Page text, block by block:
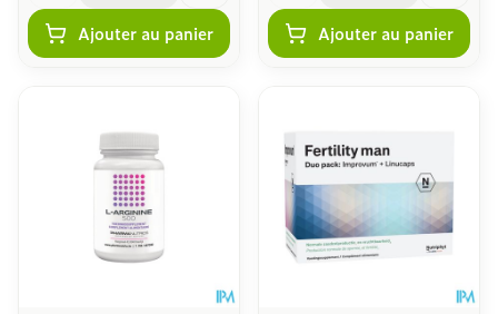
Ajouter au panier Ajouter au panier